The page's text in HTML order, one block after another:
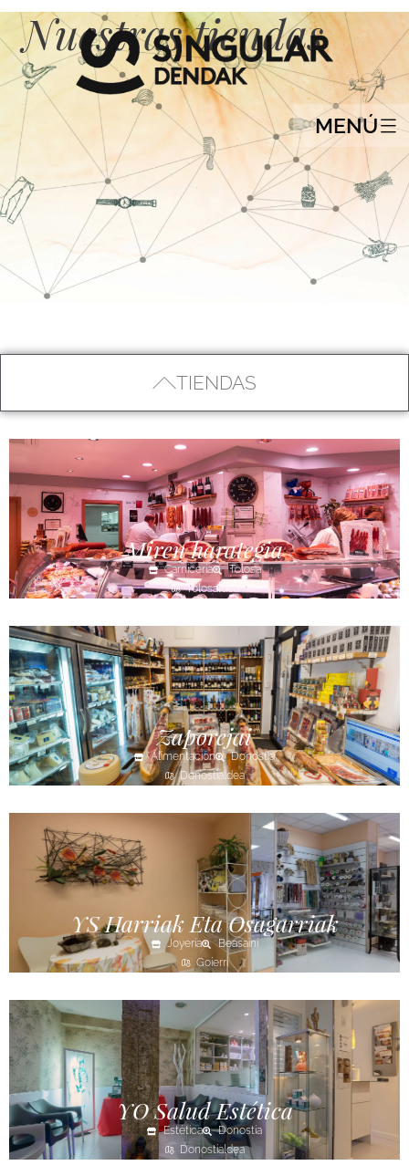
MENÚ
Nuestras tiendas
TIENDAS
Miren harategia
Carnicería
Tolosa
Tolosaldea
Zaporejai
Alimentación
Donostia
Donostialdea
YS Harriak Eta Osagarriak
Joyería
Beasaini
Goierri
YO Salud Estética
Estética
Donostia
Donostialdea